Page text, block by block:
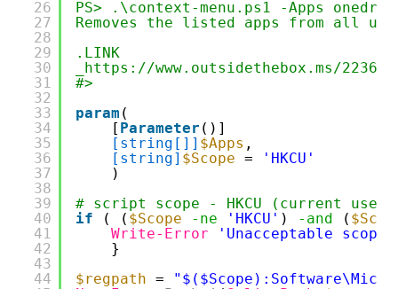
26
27
28
29
30
31
32
33
34
35
36
37
38
39
40
41
42
43
44
PS> .\context-menu.ps1 -Apps
Removes the listed apps from all
.LINK
https://www.outsidethebox.ms/22361/
#>
param (
[ Parameter ()]
[string[]] $Apps ,
[string] $Scope =
'HKCU'
)
# script scope - HKCU (current
if
( ( $Scope -ne 'HKCU' ) -and (
Write-Error
'Unacceptable scope.
}
$regpath =